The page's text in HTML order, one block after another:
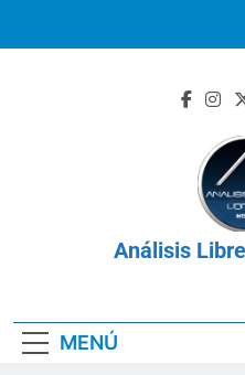
Venezuela,
Venezuela: Plan Integral
la crisis
Análisis
MENÚ